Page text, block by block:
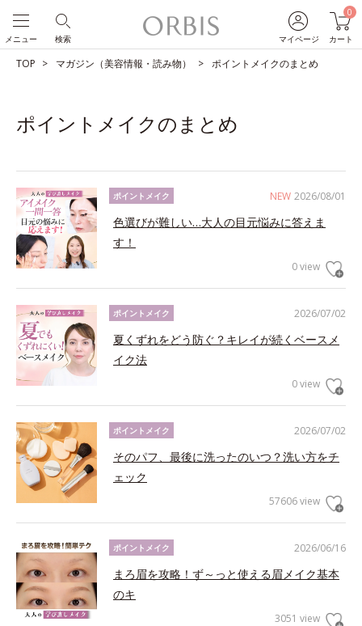
マイページ
0
カート
検索
メニュー
TOP マガジン（美容情報・読み物） ポイントメイクのまとめ
ポイントメイクのまとめ
NEW 2026/08/01
ポイントメイク
色選びが難しい…大人の目元悩みに答えま
す！
0 view
2026/07/02
ポイントメイク
夏くずれをどう防ぐ？キレイが続くベースメ
イク法
0 view
2026/07/02
ポイントメイク
そのパフ、最後に洗ったのいつ？洗い方をチ
ェック
57606 view
2026/06/16
ポイントメイク
まろ眉を攻略！ず～っと使える眉メイク基本
のキ
3051 view